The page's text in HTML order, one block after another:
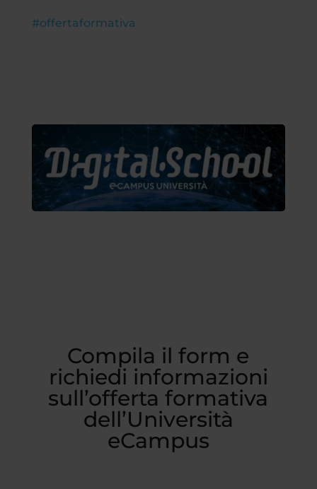
#offertaformativa
Compila il form e
richiedi informazioni
sull’offerta formativa
dell’Università
eCampus